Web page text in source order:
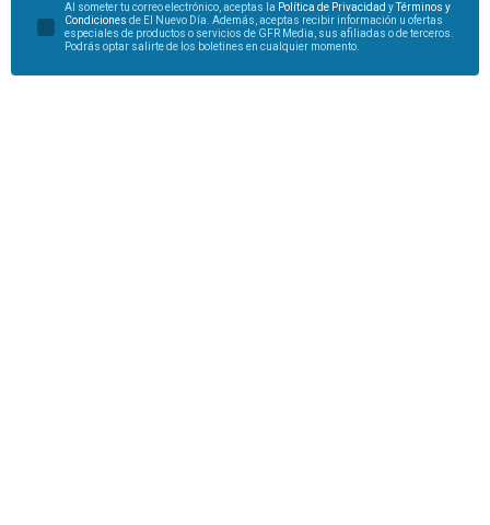
Al someter tu correo electrónico, aceptas la Política de Privacidad y
Términos y
Condiciones de El Nuevo Día. Además, aceptas recibir información u ofertas
especiales de productos o servicios de GFR Media, sus afiliadas o de terceros.
Podrás optar salirte de los boletines en cualquier momento.